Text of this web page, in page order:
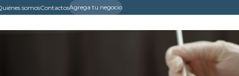
somosContactosAgrega tu negocio